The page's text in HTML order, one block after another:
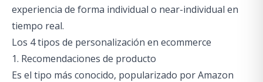
experiencia de forma individual o near-individual en
tiempo real.
Los 4 tipos de personalización en ecommerce
1. Recomendaciones de producto
Es el tipo más conocido, popularizado por Amazon